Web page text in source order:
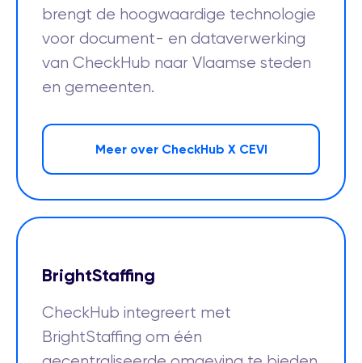
brengt de hoogwaardige technologie
voor document- en dataverwerking
van CheckHub naar Vlaamse steden
en gemeenten.
Meer over CheckHub X CEVI
BrightStaffing
CheckHub integreert met
BrightStaffing om één